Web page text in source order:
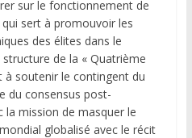
sur le fonctionnement de
sert à promouvoir les
des élites dans le
de la « Quatrième
à soutenir le contingent du
du consensus post-
mission de masquer le
globalisé avec le récit